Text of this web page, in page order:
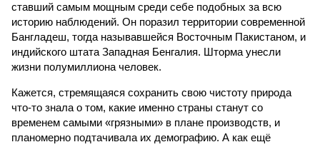
ставший самым мощным среди себе подобных за всю
историю наблюдений. Он поразил территории современной
Бангладеш, тогда называвшейся Восточным Пакистаном, и
индийского штата Западная Бенгалия. Шторма унесли
жизни полумиллиона человек.
Кажется, стремящаяся сохранить свою чистоту природа
что-то знала о том, какие именно страны станут со
временем самыми «грязными» в плане производств, и
планомерно подтачивала их демографию. А как ещё